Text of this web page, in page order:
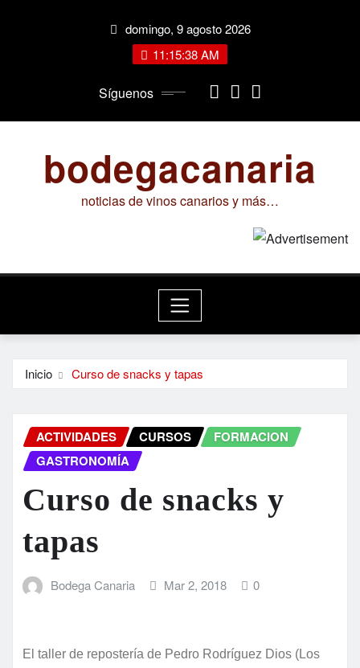
domingo, 9 agosto 2026
11:15:38 AM
Síguenos
bodegacanaria
noticias de vinos canarios y más…
Inicio Curso de snacks y tapas
ACTIVIDADES CURSOS
FORMACION
GASTRONOMÍA
Curso de snacks y
tapas
Bodega Canaria Mar 2, 2018 0
El taller de repostería de Pedro Rodríguez Dios (Los